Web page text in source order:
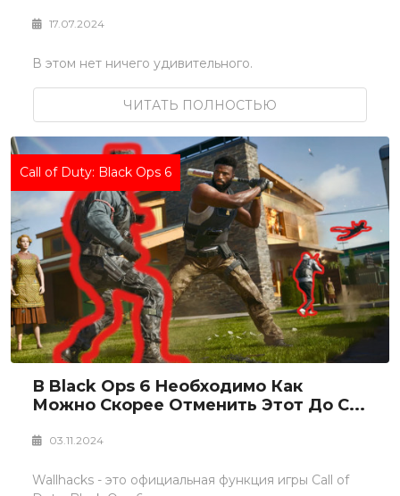
17.07.2024
В этом нет ничего удивительного.
ЧИТАТЬ ПОЛНОСТЬЮ
Call of Duty: Black Ops 6
В Black Ops 6 Необходимо Как
Можно Скорее Отменить Этот До С...
03.11.2024
Wallhacks - это официальная функция игры Call of